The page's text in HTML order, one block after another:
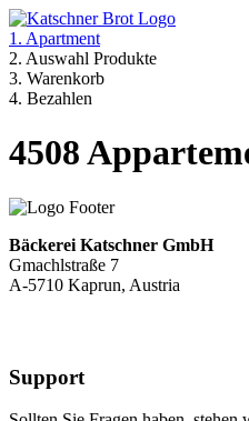
1. Apartment
2. Auswahl Produkte
3. Warenkorb
4. Bezahlen
4508
Bäckerei Katschner GmbH
Gmachlstraße 7
A-5710 Kaprun, Austria
Support